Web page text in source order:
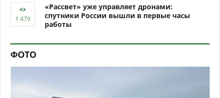
«Рассвет» уже управляет дронами:
спутники России вышли в первые часы
работы
ФОТО